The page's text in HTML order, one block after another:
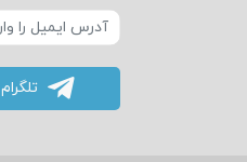
تلگرام TMBA